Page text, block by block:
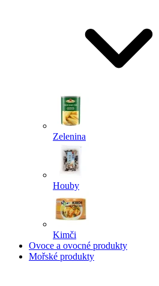
Zelenina
Houby
Kimči
Ovoce a ovocné produkty
Mořské produkty